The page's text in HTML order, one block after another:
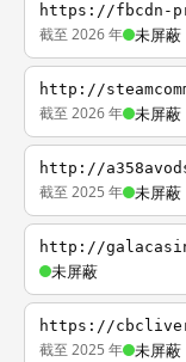
https://fbcdn-
截至 2026 年 未屏蔽
http://
截至 2026 年 未屏蔽
http://
截至 2025 年 未屏蔽
http://
未屏蔽
https://
截至 2025 年 未屏蔽